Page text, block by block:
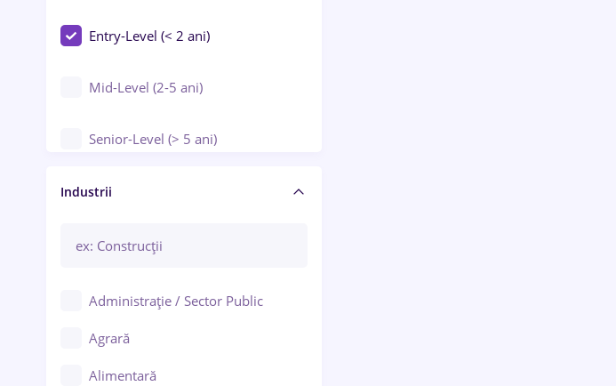
Entry-Level (< 2 ani)
Mid-Level (2-5 ani)
Senior-Level (> 5 ani)
Manager / Executiv
Industrii
Administrație / Sector Public
Agrară
Alimentară